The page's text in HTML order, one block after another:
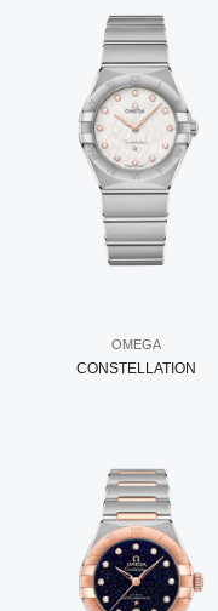
OMEGA
CONSTELLATION